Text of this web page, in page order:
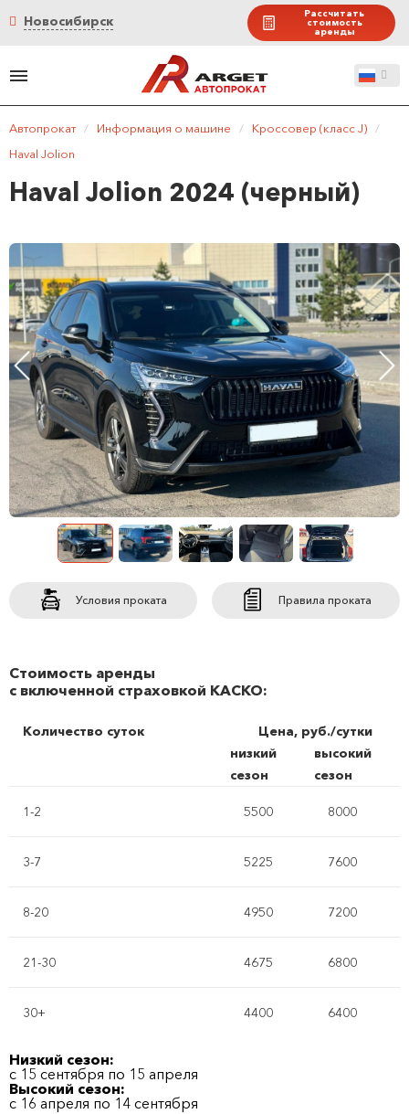
Новосибирск Рассчитать
стоимость
аренды
Автопрокат / Информация о машине / Кроссовер (класс J)
/
Haval Jolion
Haval Jolion 2024 (черный)
Условия проката Правила проката
Стоимость аренды
с включенной страховкой КАСКО:
Количество суток
Цена, руб./сутки
низкий
сезон
высокий
сезон
1-2 5500 8000
3-7 5225 7600
8-20 4950 7200
21-30 4675 6800
30+ 4400 6400
Низкий сезон:
с 15 сентября по 15 апреля
Высокий сезон:
с 16 апреля по 14 сентября